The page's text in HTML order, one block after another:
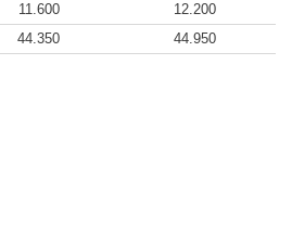
11.600
12.200
44.350 44.950